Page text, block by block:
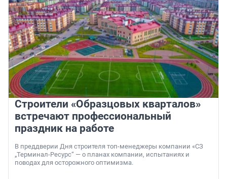
Строители «Образцовых кварталов»
встречают профессиональный
праздник на работе
В преддверии Дня строителя топ-менеджеры компании «СЗ
„Терминал-Ресурс“ — о планах компании, испытаниях и
поводах для осторожного оптимизма.